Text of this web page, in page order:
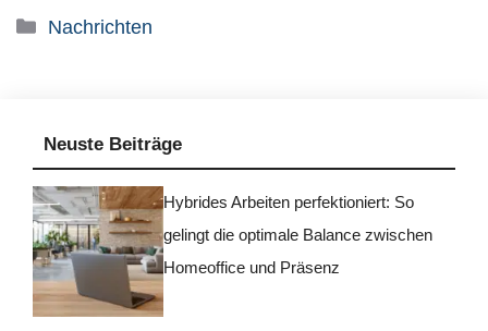
Kategorien
Nachrichten
Neuste Beiträge
Hybrides Arbeiten perfektioniert: So
gelingt die optimale Balance zwischen
Homeoffice und Präsenz